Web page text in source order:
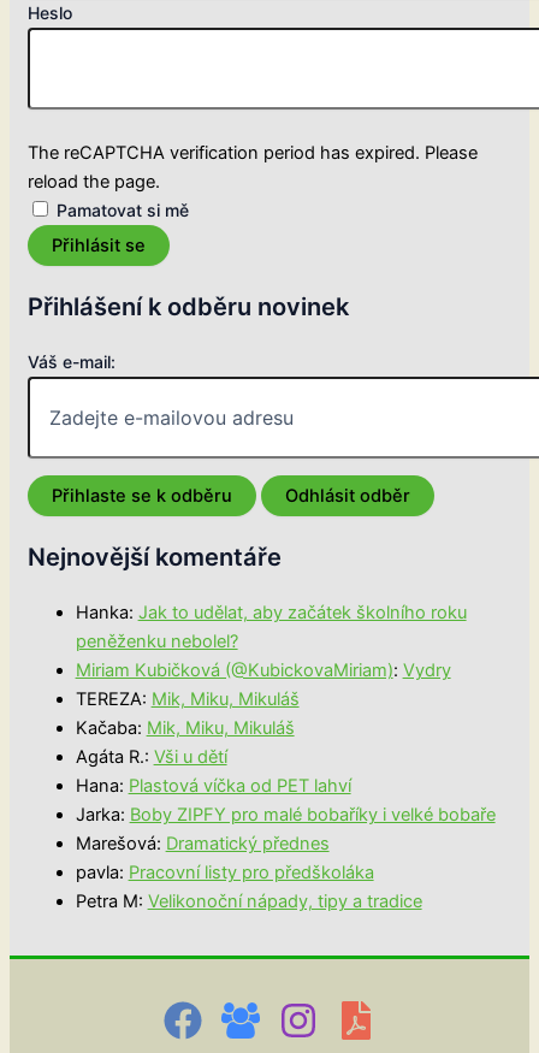
Heslo
The reCAPTCHA verification period has expired. Please
reload the page.
Pamatovat si mě
Přihlásit se
Přihlášení k odběru novinek
Váš e-mail:
Nejnovější komentáře
Hanka: Jak to udělat, aby začátek školního roku
peněženku nebolel?
Miriam Kubičková (@KubickovaMiriam): Vydry
TEREZA: Mik, Miku, Mikuláš
Kačaba: Mik, Miku, Mikuláš
Agáta R.: Vši u dětí
Hana: Plastová víčka od PET lahví
Jarka: Boby ZIPFY pro malé bobaříky i velké bobaře
Marešová: Dramatický přednes
pavla: Pracovní listy pro předškoláka
Petra M: Velikonoční nápady, tipy a tradice